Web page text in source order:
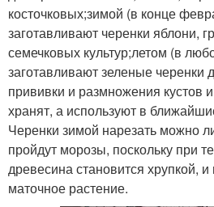
косточковых;зимой (в конце
заготавливают черенки яблони,
семечковых культур;летом (в
заготавливают зеленые черенки
прививки и размножения кустов
хранят, а используют в
Черенки зимой нарезать можно
пройдут морозы, поскольку при
древесина становится хрупкой,
маточное растение.